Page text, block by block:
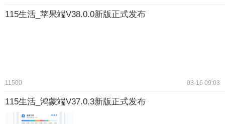
115生活_苹果端V38.0.0新版正式发布
11500 03-16 09:03
115生活_鸿蒙端V37.0.3新版正式发布